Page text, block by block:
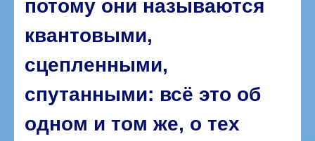
потому они называются
квантовыми,
сцепленными,
спутанными: всё это об
одном и том же, о тех